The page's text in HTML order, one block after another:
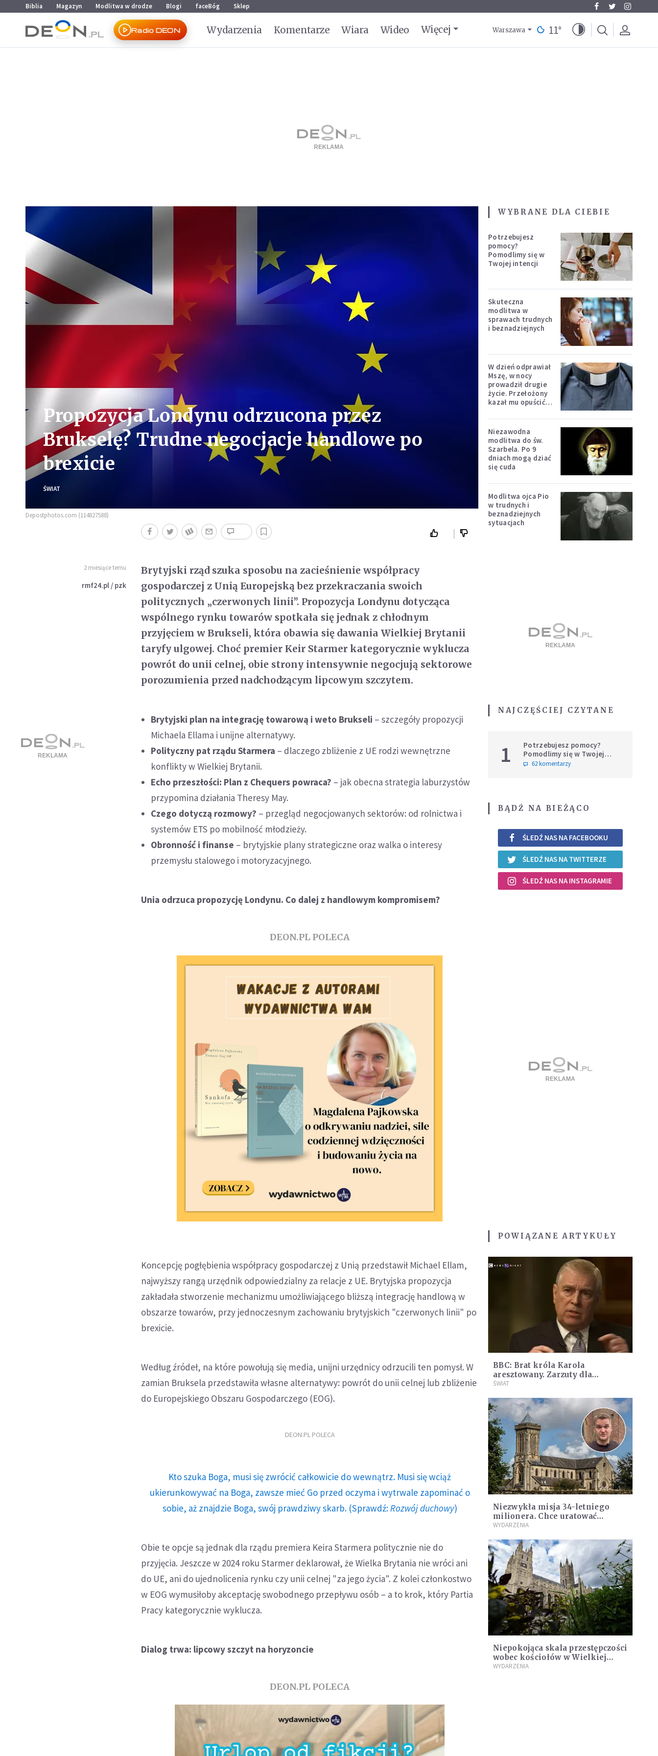
Przejdź do menu głównego
Przejdź do treści
Biblia Magazyn Modlitwa w drodze Blogi faceBóg Sklep
Radio DEON Wydarzenia Komentarze Wiara Wideo Więcej Warszawa 11°
Propozycja Londynu odrzucona przez
Brukselę? Trudne negocjacje handlowe po
brexicie
ŚWIAT
Depostphotos.com (114827588)
2 miesiące temu
rmf24.pl / pzk
Brytyjski rząd szuka sposobu na zacieśnienie współpracy
gospodarczej z Unią Europejską bez przekraczania swoich
politycznych „czerwonych linii”. Propozycja Londynu dotycząca
wspólnego rynku towarów spotkała się jednak z chłodnym
przyjęciem w Brukseli, która obawia się dawania Wielkiej Brytanii
taryfy ulgowej. Choć premier Keir Starmer kategorycznie wyklucza
powrót do unii celnej, obie strony intensywnie negocjują sektorowe
porozumienia przed nadchodzącym lipcowym szczytem.
Brytyjski plan na integrację towarową i weto Brukseli – szczegóły propozycji
Michaela Ellama i unijne alternatywy.
Polityczny pat rządu Starmera – dlaczego zbliżenie z UE rodzi wewnętrzne
konflikty w Wielkiej Brytanii.
Echo przeszłości: Plan z Chequers powraca? – jak obecna strategia laburzystów
przypomina działania Theresy May.
Czego dotyczą rozmowy? – przegląd negocjowanych sektorów: od rolnictwa i
systemów ETS po mobilność młodzieży.
Obronność i finanse – brytyjskie plany strategiczne oraz walka o interesy
przemysłu stalowego i motoryzacyjnego.
Unia odrzuca propozycję Londynu. Co dalej z handlowym kompromisem?
DEON.PL POLECA
Koncepcję pogłębienia współpracy gospodarczej z Unią przedstawił Michael Ellam,
najwyższy rangą urzędnik odpowiedzialny za relacje z UE. Brytyjska propozycja
zakładała stworzenie mechanizmu umożliwiającego bliższą integrację handlową w
obszarze towarów, przy jednoczesnym zachowaniu brytyjskich "czerwonych linii" po
brexicie.
Według źródeł, na które powołują się media, unijni urzędnicy odrzucili ten pomysł. W
zamian Bruksela przedstawiła własne alternatywy: powrót do unii celnej lub zbliżenie
do Europejskiego Obszaru Gospodarczego (EOG).
DEON.PL POLECA
Kto szuka Boga, musi się zwrócić całkowicie do wewnątrz. Musi się wciąż
ukierunkowywać na Boga, zawsze mieć Go przed oczyma i wytrwale zapominać o
sobie, aż znajdzie Boga, swój prawdziwy skarb. (Sprawdź: Rozwój duchowy)
Obie te opcje są jednak dla rządu premiera Keira Starmera politycznie nie do
przyjęcia. Jeszcze w 2024 roku Starmer deklarował, że Wielka Brytania nie wróci ani
do UE, ani do ujednolicenia rynku czy unii celnej "za jego życia". Z kolei członkostwo
w EOG wymusiłoby akceptację swobodnego przepływu osób – a to krok, który Partia
Pracy kategorycznie wyklucza.
Dialog trwa: lipcowy szczyt na horyzoncie
DEON.PL POLECA
WYBRANE DLA CIEBIE
Potrzebujesz
pomocy?
Pomodlimy się w
Twojej intencji
Skuteczna
modlitwa w
sprawach trudnych
i beznadziejnych
W dzień odprawiał
Mszę, w nocy
prowadził drugie
życie. Przełożony
kazał mu opuścić
Niezawodna
modlitwa do św.
Szarbela. Po 9
dniach mogą dziać
się cuda
Modlitwa ojca Pio
w trudnych i
beznadziejnych
sytuacjach
NAJCZĘŚCIEJ CZYTANE
1
Potrzebujesz pomocy?
Pomodlimy się w Twojej
intencji
62 komentarzy
BĄDŹ NA BIEŻĄCO
ŚLEDŹ NAS NA FACEBOOKU
ŚLEDŹ NAS NA TWITTERZE
ŚLEDŹ NAS NA INSTAGRAMIE
POWIĄZANE ARTYKUŁY
BBC: Brat króla Karola
aresztowany. Zarzuty dla
Andrzeja Mountbatten-Windsora
ŚWIAT
Niezwykła misja 34-letniego
milionera. Chce uratować
kościoły przed ich zburzeniem
WYDARZENIA
Niepokojąca skala przestępczości
wobec kościołów w Wielkiej
Brytanii
WYDARZENIA